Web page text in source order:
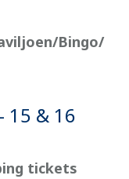
Bingo/
15 & 16
tickets